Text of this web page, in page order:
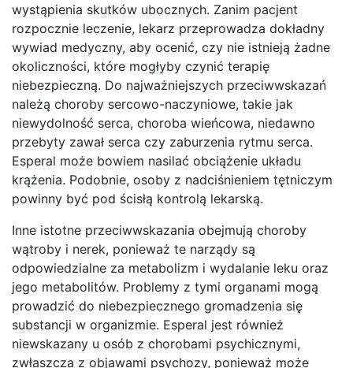
wystąpienia skutków ubocznych. Zanim pacjent
rozpocznie leczenie, lekarz przeprowadza dokładny
wywiad medyczny, aby ocenić, czy nie istnieją żadne
okoliczności, które mogłyby czynić terapię
niebezpieczną. Do najważniejszych przeciwwskazań
należą choroby sercowo-naczyniowe, takie jak
niewydolność serca, choroba wieńcowa, niedawno
przebyty zawał serca czy zaburzenia rytmu serca.
Esperal może bowiem nasilać obciążenie układu
krążenia. Podobnie, osoby z nadciśnieniem tętniczym
powinny być pod ścisłą kontrolą lekarską.
Inne istotne przeciwwskazania obejmują choroby
wątroby i nerek, ponieważ te narządy są
odpowiedzialne za metabolizm i wydalanie leku oraz
jego metabolitów. Problemy z tymi organami mogą
prowadzić do niebezpiecznego gromadzenia się
substancji w organizmie. Esperal jest również
niewskazany u osób z chorobami psychicznymi,
zwłaszcza z objawami psychozy, ponieważ może